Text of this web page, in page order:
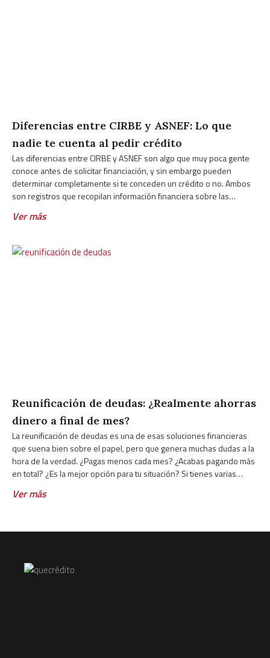
Diferencias entre CIRBE y ASNEF: Lo que
nadie te cuenta al pedir crédito
Las diferencias entre CIRBE y ASNEF son algo que muy poca gente
conoce antes de solicitar financiación, y sin embargo pueden
determinar completamente si te conceden un crédito o no. Ambos
son registros que recopilan información financiera sobre las
los
Ver más
Reunificación de deudas: ¿Realmente ahorras
dinero a final de mes?
La reunificación de deudas es una de esas soluciones financieras
que suena bien sobre el papel, pero que genera muchas dudas a la
hora de la verdad. ¿Pagas menos cada mes? ¿Acabas pagando más
en total? ¿Es la mejor opción para tu situación? Si tienes varias
Ver más